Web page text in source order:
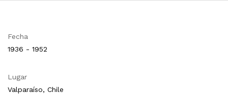
Fecha
1936 - 1952
Lugar
Valparaíso, Chile